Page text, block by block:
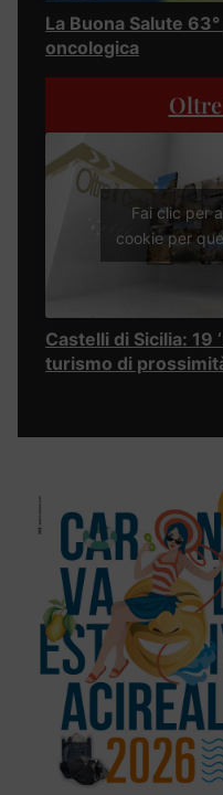
La Buona Salute
oncologica
Fai clic per
cookie per
Castelli di Sicilia: 19
turismo di